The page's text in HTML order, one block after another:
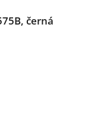
černá